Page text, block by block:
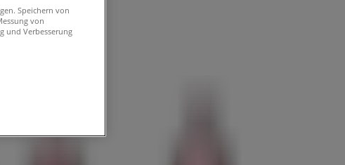
Speichern von
von
und Verbesserung